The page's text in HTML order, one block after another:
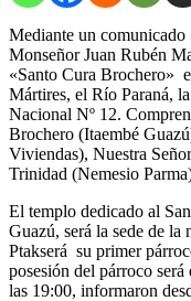
Mediante un
Monseñor Juan Rubén
«Santo Cura Brochero»
Mártires, el Río Paraná,
Nacional Nº 12.
Brochero (Itaembé
Viviendas), Nuestra
Trinidad (Nemesio
El templo dedicado al
Guazú, será la sede de
Ptakserá su primer
posesión del párroco
las 19:00, informaron